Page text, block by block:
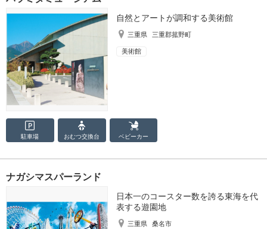
自然とアートが調和する美術館
三重県 三重郡菰野町
美術館
駐車場 おむつ交換台 ベビーカー
ナガシマスパーランド
日本一のコースター数を誇る東海を代
表する遊園地
三重県 桑名市